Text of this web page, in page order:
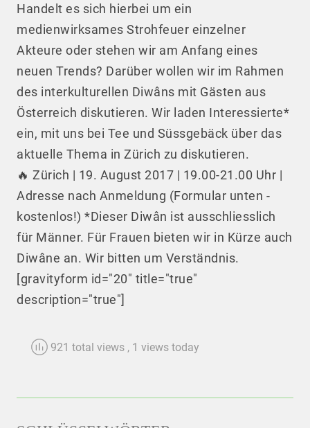
Handelt es sich hierbei um ein
medienwirksames Strohfeuer einzelner
Akteure oder stehen wir am Anfang eines
neuen Trends? Darüber wollen wir im Rahmen
des interkulturellen Diwâns mit Gästen aus
Österreich diskutieren. Wir laden Interessierte*
ein, mit uns bei Tee und Süssgebäck über das
aktuelle Thema in Zürich zu diskutieren.
🔥 Zürich | 19. August 2017 | 19.00-21.00 Uhr |
Adresse nach Anmeldung (Formular unten -
kostenlos!) *Dieser Diwân ist ausschliesslich
für Männer. Für Frauen bieten wir in Kürze auch
Diwâne an. Wir bitten um Verständnis.
[gravityform id="20" title="true"
description="true"]
921 total views , 1 views today